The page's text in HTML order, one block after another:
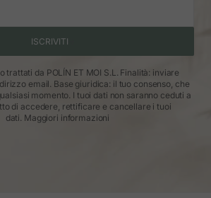
ISCRIVITI
trattati da POLÍN ET MOI S.L. Finalità: inviare
email. Base giuridica: il tuo consenso, che
momento. I tuoi dati non saranno ceduti a
di accedere, rettificare e cancellare i tuoi
dati. Maggiori informazioni